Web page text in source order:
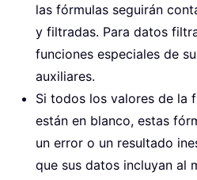
las fórmulas seguirán
y filtradas. Para datos
funciones especiales de
auxiliares.
Si todos los valores de la
están en blanco, estas
un error o un resultado
que sus datos incluyan al